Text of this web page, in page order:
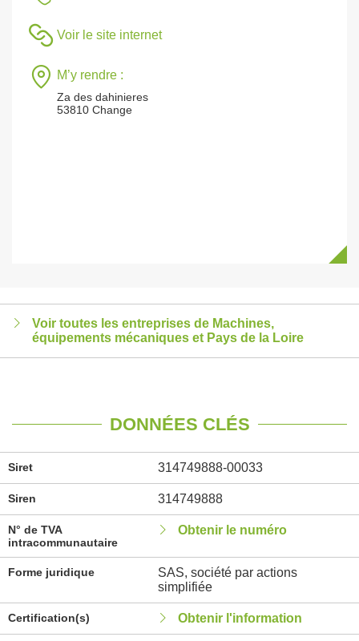
Voir le site internet
M’y rendre :
Za des dahinieres
53810 Change
Voir toutes les entreprises de Machines,
équipements mécaniques et Pays de la Loire
DONNÉES CLÉS
Siret 314749888-00033
Siren 314749888
N° de TVA
intracommunautaire
Obtenir le numéro
Forme juridique
SAS, société par actions
simplifiée
Certification(s) Obtenir l'information